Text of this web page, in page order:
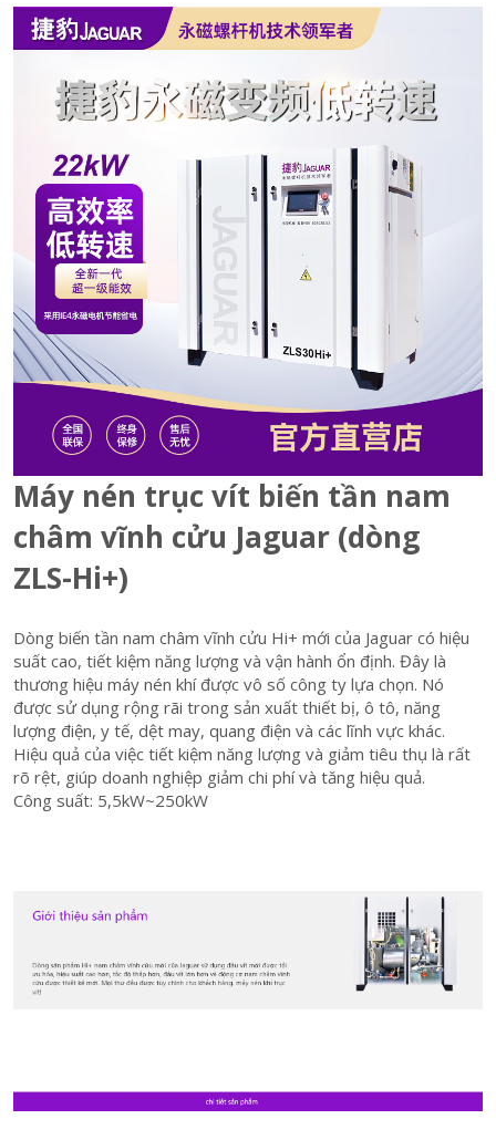
Máy nén trục vít biến tần nam
châm vĩnh cửu Jaguar (dòng
ZLS-Hi+)
Dòng biến tần nam châm vĩnh cửu Hi+ mới của Jaguar có hiệu
suất cao, tiết kiệm năng lượng và vận hành ổn định. Đây là
thương hiệu máy nén khí được vô số công ty lựa chọn. Nó
được sử dụng rộng rãi trong sản xuất thiết bị, ô tô, năng
lượng điện, y tế, dệt may, quang điện và các lĩnh vực khác.
Hiệu quả của việc tiết kiệm năng lượng và giảm tiêu thụ là rất
rõ rệt, giúp doanh nghiệp giảm chi phí và tăng hiệu quả.
Công suất: 5,5kW~250kW